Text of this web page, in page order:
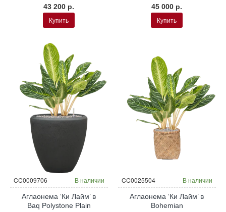
43 200 р.
Купить
45 000 р.
Купить
CC0009706 В наличии
Аглаонема ‘Ки Лайм’ в
Baq Polystone Plain
CC0025504 В наличии
Аглаонема ‘Ки Лайм’ в
Bohemian